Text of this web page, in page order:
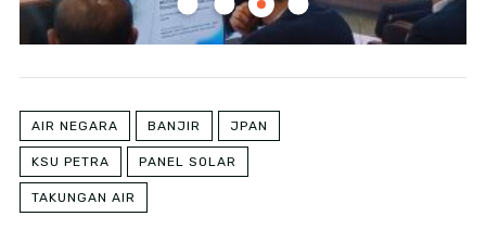
AIR NEGARA BANJIR JPAN
KSU PETRA PANEL SOLAR
TAKUNGAN AIR